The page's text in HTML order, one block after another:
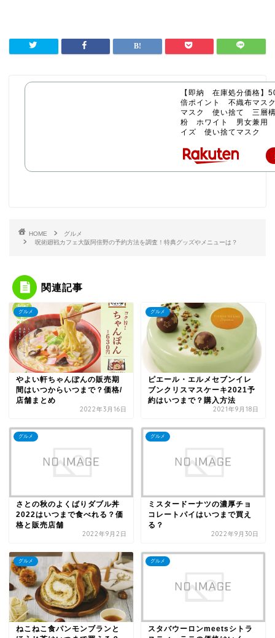
【即納 在庫処分価格
倍ポイント 不織布マ
マスク 使い捨て 三層
粉 ホワイト 男女兼用
イズ 使い捨てマスク
HOME
グルメ
呪術廻戦カフェ大阪阿倍野の予約方法を調査！特典グッズやメニューは？
関連記事
グルメ
やよい軒ちゃんぽんの販売期
間はいつからいつまで？価格/
店舗まとめ
2022年3月16日
グルメ
ピエール・エルメセブンイレ
ブンクリスマスケーキ2021予
約はいつまで？購入方法
2021年9月18日
グルメ
さとの秋のよくばりダブル丼
2022はいつまで食べれる？価
格と販売店舗
2022年9月2日
グルメ
ミスタードーナツの濃厚チョ
コレートパイはいつまで買え
る？
2022年9月30日
グルメ
ねこねこ食パンモンブランと
グルメ
スタバウーロンmeetsシトラ